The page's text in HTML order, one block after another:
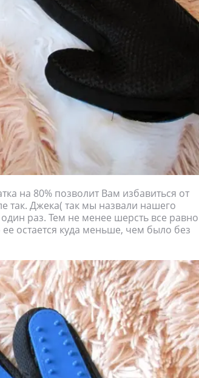
на 80% позволит Вам избавиться от
так. Джека( так мы назвали нашего
раз. Тем не менее шерсть все равно
остается куда меньше, чем было без